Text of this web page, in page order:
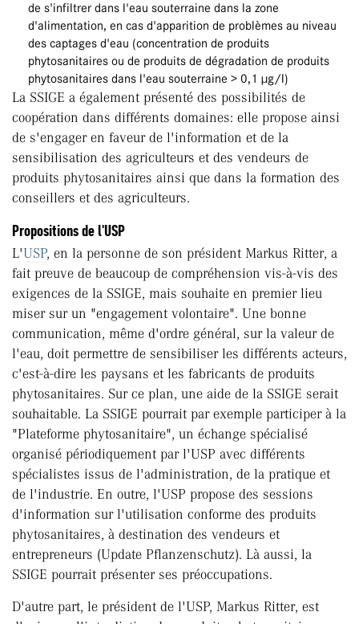
de s'infiltrer dans l'eau souterraine dans la zone
d'alimentation, en cas d'apparition de problèmes au niveau
des captages d'eau (concentration de produits
phytosanitaires ou de produits de dégradation de produits
phytosanitaires dans l'eau souterraine > 0,1 µg/l)
La SSIGE a également présenté des possibilités de
coopération dans différents domaines: elle propose ainsi
de s'engager en faveur de l'information et de la
sensibilisation des agriculteurs et des vendeurs de
produits phytosanitaires ainsi que dans la formation des
conseillers et des agriculteurs.
Propositions de l'USP
L'USP, en la personne de son président Markus Ritter, a
fait preuve de beaucoup de compréhension vis-à-vis des
exigences de la SSIGE, mais souhaite en premier lieu
miser sur un "engagement volontaire". Une bonne
communication, même d'ordre général, sur la valeur de
l'eau, doit permettre de sensibiliser les différents acteurs,
c'est-à-dire les paysans et les fabricants de produits
phytosanitaires. Sur ce plan, une aide de la SSIGE serait
souhaitable. La SSIGE pourrait par exemple participer à la
"Plateforme phytosanitaire", un échange spécialisé
organisé périodiquement par l'USP avec différents
spécialistes issus de l'administration, de la pratique et
de l'industrie. En outre, l'USP propose des sessions
d'information sur l'utilisation conforme des produits
phytosanitaires, à destination des vendeurs et
entrepreneurs (Update Pflanzenschutz). Là aussi, la
SSIGE pourrait présenter ses préoccupations.
D'autre part, le président de l'USP, Markus Ritter, est